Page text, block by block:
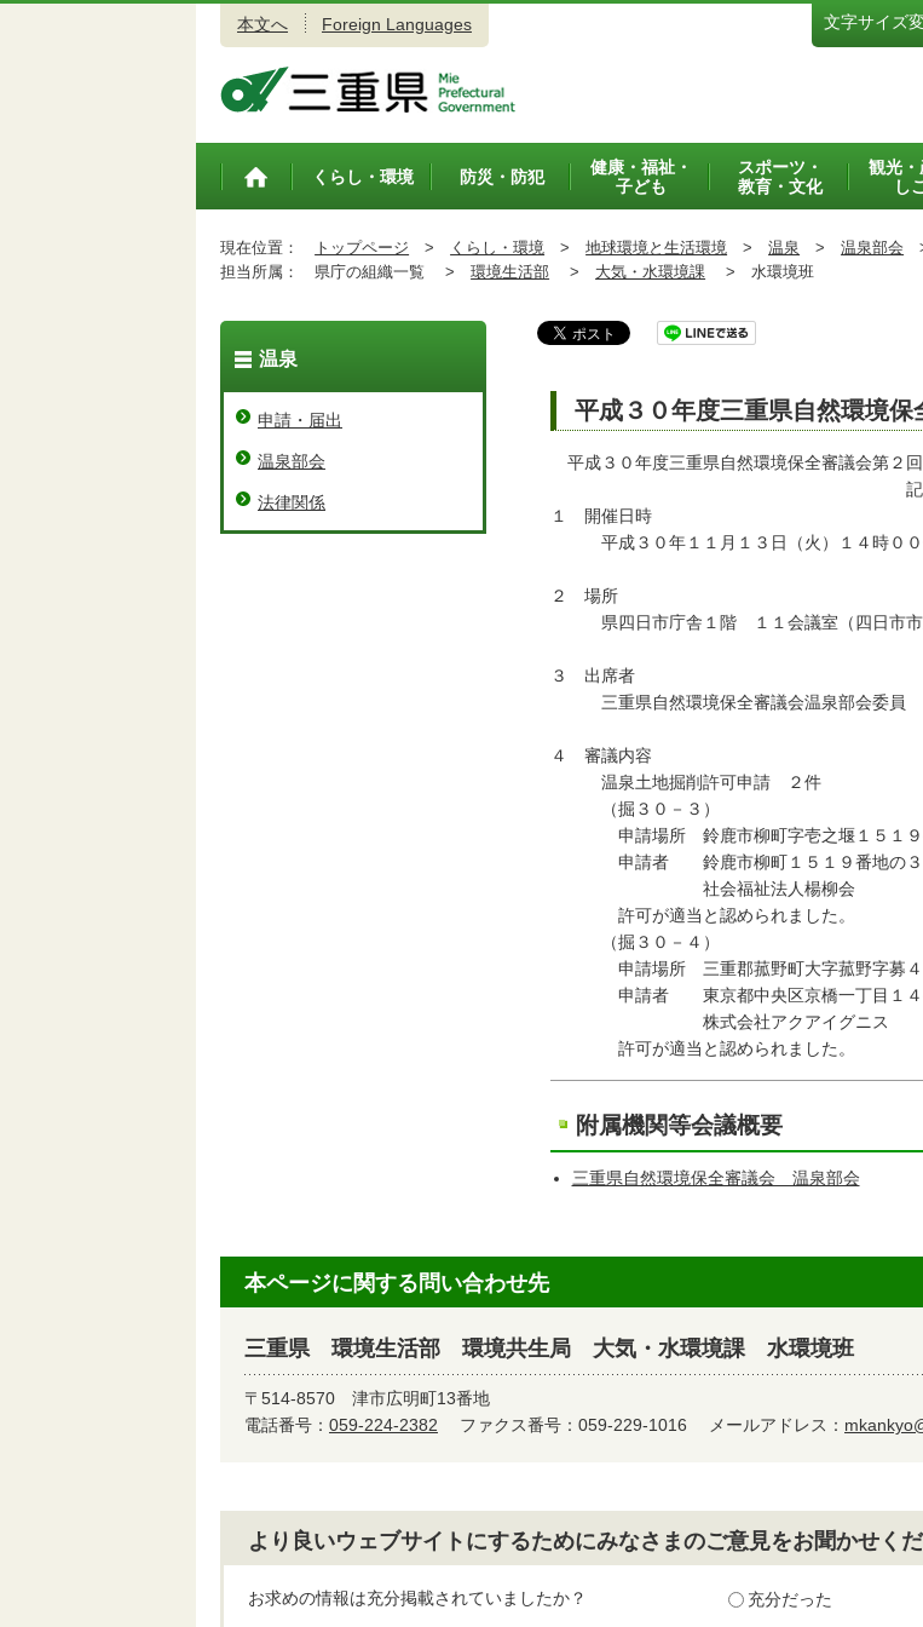
本文へ Foreign Languages 文字サイズ
トップペ
くらし・環境 防災・防犯
健康・福祉・
子ども
スポーツ・
教育・文化
観光・
し
現在位置： トップページ > くらし・環境 > 地球環境と生活環境 > 温泉 > 温泉部会
担当所属：
県庁の組織一覧 > 環境生活部 > 大気・水環境課 > 水環境班
平成３０年度三重県自然環境
平成３０年度三重県自然環境保全審議会第２
記
１ 開催日時
平成３０年１１月１３日（火）１４時００
２ 場所
県四日市庁舎１階 １１会議室（四日市市
３ 出席者
三重県自然環境保全審議会温泉部会委員
４ 審議内容
温泉土地掘削許可申請 ２件
（掘３０－３）
申請場所 鈴鹿市柳町字壱之堰１５１９
申請者 鈴鹿市柳町１５１９番地の３
社会福祉法人楊柳会
許可が適当と認められました。
（掘３０－４）
申請場所 三重郡菰野町大字菰野字募４
申請者 東京都中央区京橋一丁目１４
株式会社アクアイグニス
許可が適当と認められました。
附属機関等会議概要
三重県自然環境保全審議会 温泉部会
温泉
申請・届出
温泉部会
法律関係
本ページに関する問い合わせ先
三重県 環境生活部 環境共生局 大気・水環境課 水環境班
〒514-8570 津市広明町13番地
電話番号： 059-224-2382 ファクス番号：059-229-1016 メールアドレス：
より良いウェブサイトにするためにみなさまのご意見をお聞かせく
お求めの情報は充分掲載されていましたか？ 充分だった